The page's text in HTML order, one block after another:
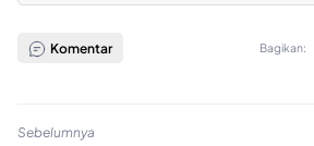
Komentar Bagikan:
Sebelumnya